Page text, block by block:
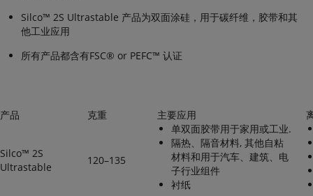
Silco™ 2S Ultrastable 产品为双面涂硅，用于碳纤维，胶带和其
他工业应用
所有产品都含有FSC® or PEFC™ 认证
产品 克重 主要应用 离
Silco™ 2S
Ultrastable
120–135
单双面胶带用于家用或工业.
隔热、隔音材料, 其他自粘
材料和用于汽车、建筑、电
子行业组件
衬纸